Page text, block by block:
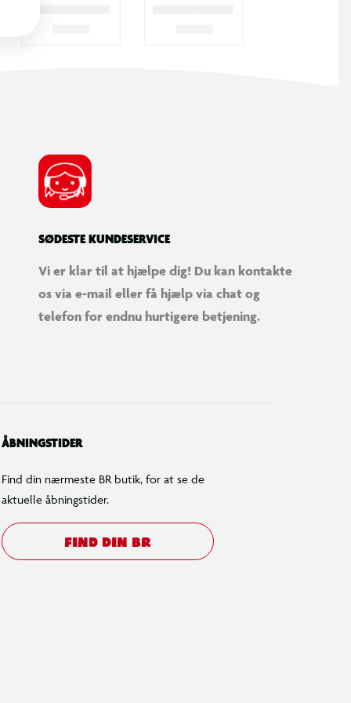
SØDESTE KUNDESERVICE
Vi er klar til at hjælpe dig! Du kan kontakte
os via e-mail eller få hjælp via chat og
telefon for endnu hurtigere betjening.
ÅBNINGSTIDER
Find din nærmeste BR butik, for at se de
aktuelle åbningstider.
FIND DIN BR